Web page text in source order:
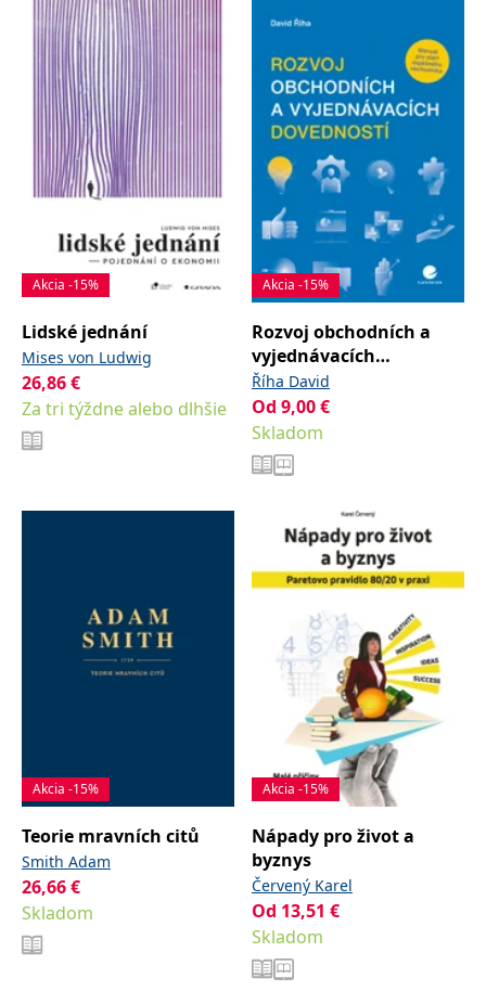
Akcia -15%
Lidské jednání
Mises von Ludwig
26,86€
Za tri týždne alebo dlhšie
Akcia -15%
Rozvoj obchodních a
vyjednávacích
dovedností
Říha David
Od 9,00€
Skladom
Akcia -15%
Teorie mravních citů
Smith Adam
26,66€
Skladom
Akcia -15%
Nápady pro život a
byznys
Červený Karel
Od 13,51 €
Skladom